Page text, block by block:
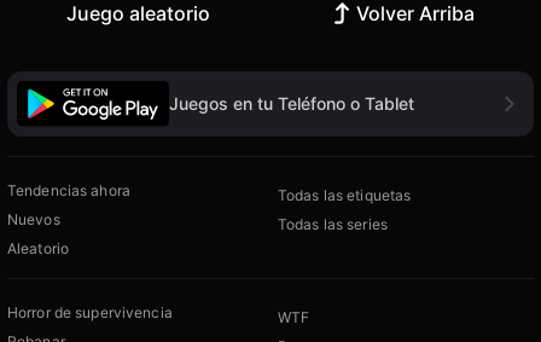
Juego aleatorio Volver Arriba
Juegos en tu Teléfono o Tablet
Tendencias ahora
Nuevos
Aleatorio
Todas las etiquetas
Todas las series
Horror de supervivencia
WTF